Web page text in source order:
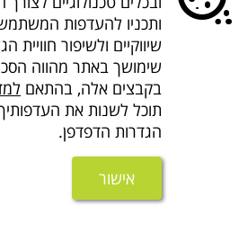
סניפי flyeast בעולם
סניף flyeast תאילנד
קישורים נוספים
הצהרת מדיניות ופרטיות
הצהרת נגישות
About us flyeast english
ותכניו להעדפות
שיווקיים ולשיפור
שימושך באתר מהווה
בקבצים אלה, בהתאם
תוכל לשנות את
הגדרות הדפדפן.
אישור